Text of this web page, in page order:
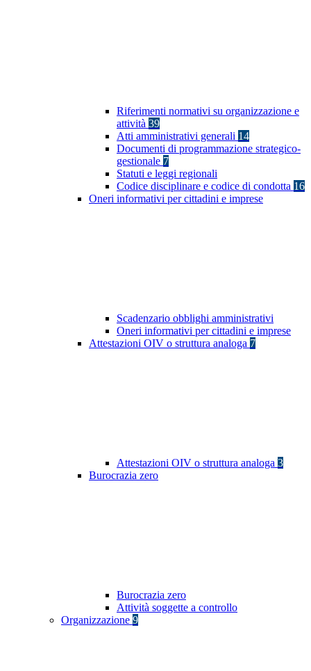
Riferimenti normativi su organizzazione e
attività 39
Atti amministrativi generali 14
Documenti di programmazione strategico-
gestionale 7
Statuti e leggi regionali
Codice disciplinare e codice di condotta 16
Oneri informativi per cittadini e imprese
Scadenzario obblighi amministrativi
Oneri informativi per cittadini e imprese
Attestazioni OIV o struttura analoga 7
Attestazioni OIV o struttura analoga 3
Burocrazia zero
Burocrazia zero
Attività soggette a controllo
Organizzazione 9